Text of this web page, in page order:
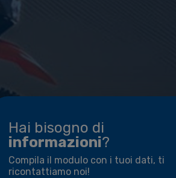
Hai bisogno di
informazioni?
Compila il modulo con i tuoi dati, ti
ricontattiamo noi!